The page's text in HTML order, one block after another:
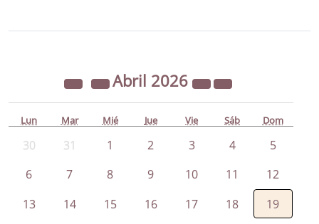
Abril 2026
Lun Mar Mié Jue Vie Sáb Dom
30 31 1 2 3 4
5
6
7 8 9 10 11
12
13
14 15 16 17 18 19